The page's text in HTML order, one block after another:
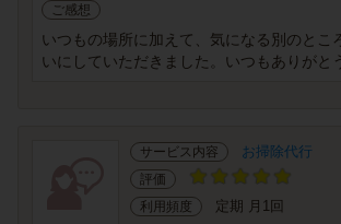
ご感想
いつもの場所に加えて、気になる別のとこ
いにしていただきました。いつもありがと
サービス内容 お掃除代行
評価
利用頻度
定期 月1回